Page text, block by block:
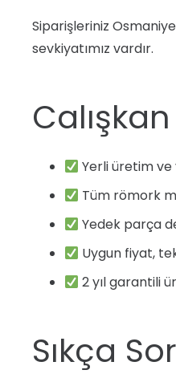
Siparişleriniz
sevkiyatımız vardır.
Yerli üretim
Tüm römork
Yedek parça
Uygun fiyat,
2 yıl garantili
Sıkça